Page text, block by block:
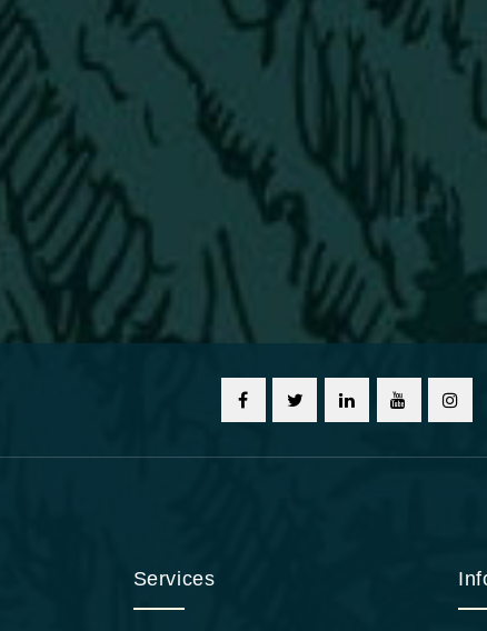
Services